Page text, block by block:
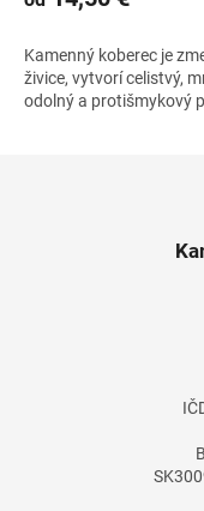
Kamenný koberec je
živice, vytvorí celistvý,
odolný a protišmykový